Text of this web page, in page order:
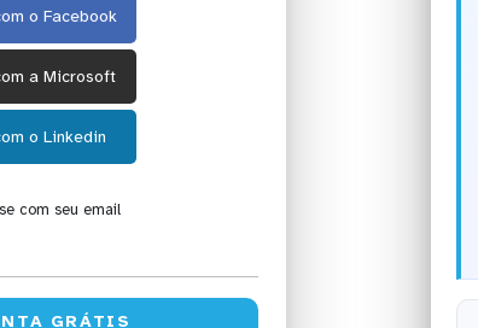
o Facebook
a Microsoft
o Linkedin
com seu email